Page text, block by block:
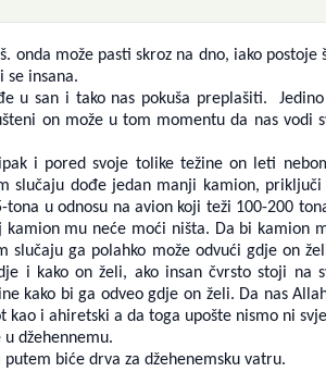
onda može pasti skroz na dno, iako postoje
se insana.
u san i tako nas pokuša preplašiti. Jedino
on može u tom momentu da nas vodi
i pored svoje tolike težine on leti
slučaju dođe jedan manji kamion, priključi
u odnosu na avion koji teži 100-200
mu neće moći ništa. Da bi kamion
ga polahko može odvući gdje on
i kako on želi, ako insan čvrsto stoji na
kako bi ga odveo gdje on želi. Da nas
i ahiretski a da toga upošte nismo ni
džehennemu.
biće drva za džehenemsku vatru.